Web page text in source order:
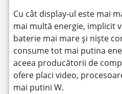
Cu cât display-ul este mai
mai multă energie, implicit
baterie mai mare și niște
consume tot mai putina
aceea producătorii de
ofere placi video,
mai putini W.